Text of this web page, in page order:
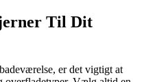
Til Dit
er det vigtigt at